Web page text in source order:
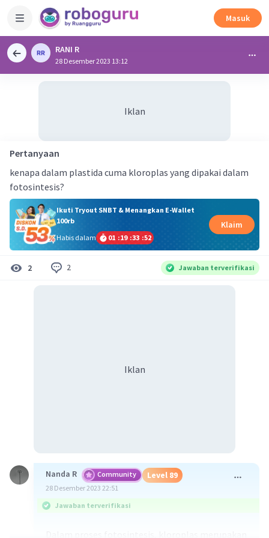
Masuk
RANI R
28 Desember 2023 13:12
Iklan
Pertanyaan
kenapa dalam plastida cuma kloroplas yang dipakai dalam
fotosintesis?
Ikuti Tryout SNBT & Menangkan E-Wallet
100rb
Habis dalam
01 :19 :33 :52
Klaim
2 2 Jawaban terverifikasi
Iklan
Nanda R Community Level 89
28 Desember 2023 22:51
Jawaban terverifikasi